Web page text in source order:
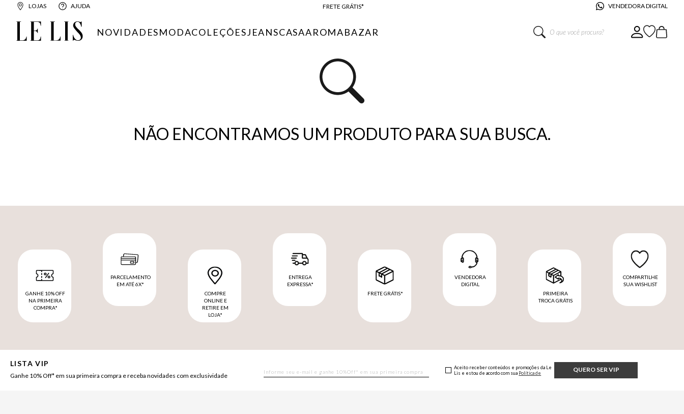
LOJAS AJUDA
FRETE GRÁTIS*
10% OFF NA PRIMEIRA COMPRA*
VENDEDORA DIGITAL
NOVIDADESMODACOLEÇÕESJEANSCASAAROMABAZAR
O que você procura?
NÃO ENCONTRAMOS UM PRODUTO PARA SUA BUSCA.
GANHE 10% OFF
NA PRIMEIRA
COMPRA*
PARCELAMENTO
EM ATÉ 6X*
COMPRE
ONLINE E
RETIRE EM
LOJA*
ENTREGA
EXPRESSA*
FRETE GRÁTIS*
VENDEDORA
DIGITAL
PRIMEIRA
TROCA GRÁTIS
COMPARTILHE
SUA WISHLIST
LISTA VIP
Ganhe 10% Off* em sua primeira compra e receba novidades com exclusividade
QUERO SER VIP
Aceito receber conteúdos e promoções da Le
Lis e estou de acordo com sua Política de